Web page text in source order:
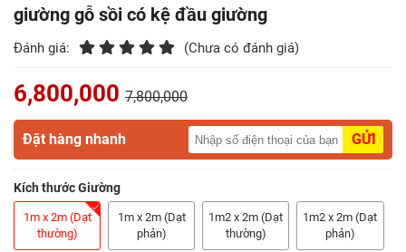
Bàn
Tivi
Gỗ
Salon
Gỗ
giường gỗ sồi có kệ đầu giường
Đánh giá: (Chưa có đánh giá)
6,800,000 7,800,000
Đặt hàng nhanh GỬI
Kích thước Giường
1m x 2m (Dạt
thường)
1m x 2m (Dạt
phản)
1m2 x 2m (Dạt
thường)
1m2 x 2m (Dạt
phản)